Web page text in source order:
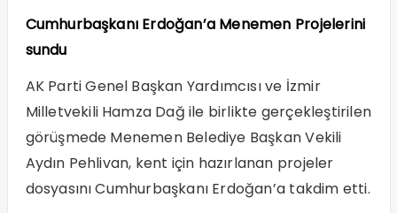
Cumhurbaşkanı Erdoğan’a Menemen Projelerini
sundu
AK Parti Genel Başkan Yardımcısı ve İzmir
Milletvekili Hamza Dağ ile birlikte gerçekleştirilen
görüşmede Menemen Belediye Başkan Vekili
Aydın Pehlivan, kent için hazırlanan projeler
dosyasını Cumhurbaşkanı Erdoğan’a takdim etti.